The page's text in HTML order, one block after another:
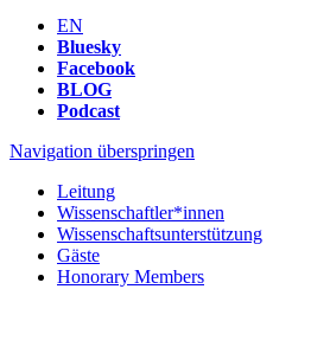
EN
Bluesky
Facebook
BLOG
Podcast
Navigation überspringen
Leitung
Wissenschaftler*innen
Wissenschaftsunterstützung
Gäste
Honorary Members